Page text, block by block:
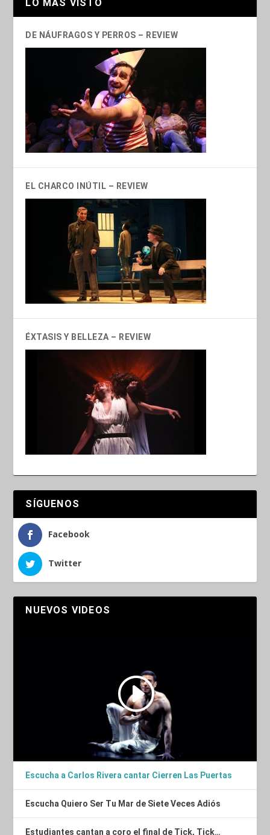
LO MÁS VISTO
DE NÁUFRAGOS Y PERROS – REVIEW
EL CHARCO INÚTIL – REVIEW
ÉXTASIS Y BELLEZA – REVIEW
SÍGUENOS
Facebook
Twitter
NUEVOS VIDEOS
Escucha a Carlos Rivera cantar Cierren Las Puertas
Escucha Quiero Ser Tu Mar de Siete Veces Adiós
Estudiantes cantan a coro el final de Tick, Tick…